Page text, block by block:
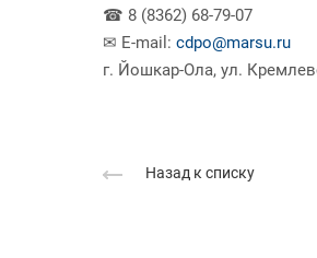
☎ 8 (8362) 68-79-07
✉ E-mail: cdpo@marsu.ru
г. Йошкар-Ола, ул.
Назад к списку